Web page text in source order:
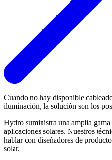
Cuando no hay disponible
iluminación, la solución son los
Hydro suministra una amplia gama
aplicaciones solares. Nuestros
hablar con diseñadores de
solar.